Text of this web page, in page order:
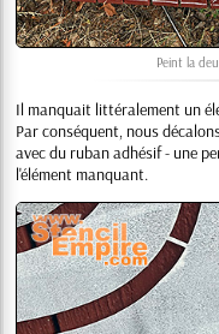
Peint la
Il manquait littéralement un
Par conséquent, nous
avec du ruban adhésif - une
l'élément manquant.